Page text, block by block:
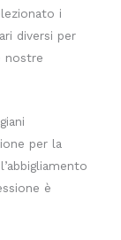
i
diversi per
nostre
per la
è